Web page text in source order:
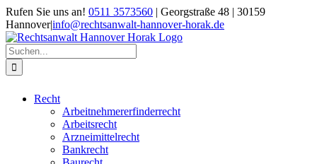
Zum
Inhalt
springen
Rufen Sie uns an! 0511 3573560 | Georgstraße 48 | 30159
Hannover|info@rechtsanwalt-hannover-horak.de
Suche
nach:
Recht
Arbeitnehmererfinderrecht
Arbeitsrecht
Arzneimittelrecht
Bankrecht